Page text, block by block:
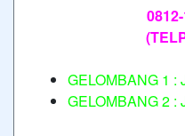
GELOMBANG 1 :
GELOMBANG 2 :